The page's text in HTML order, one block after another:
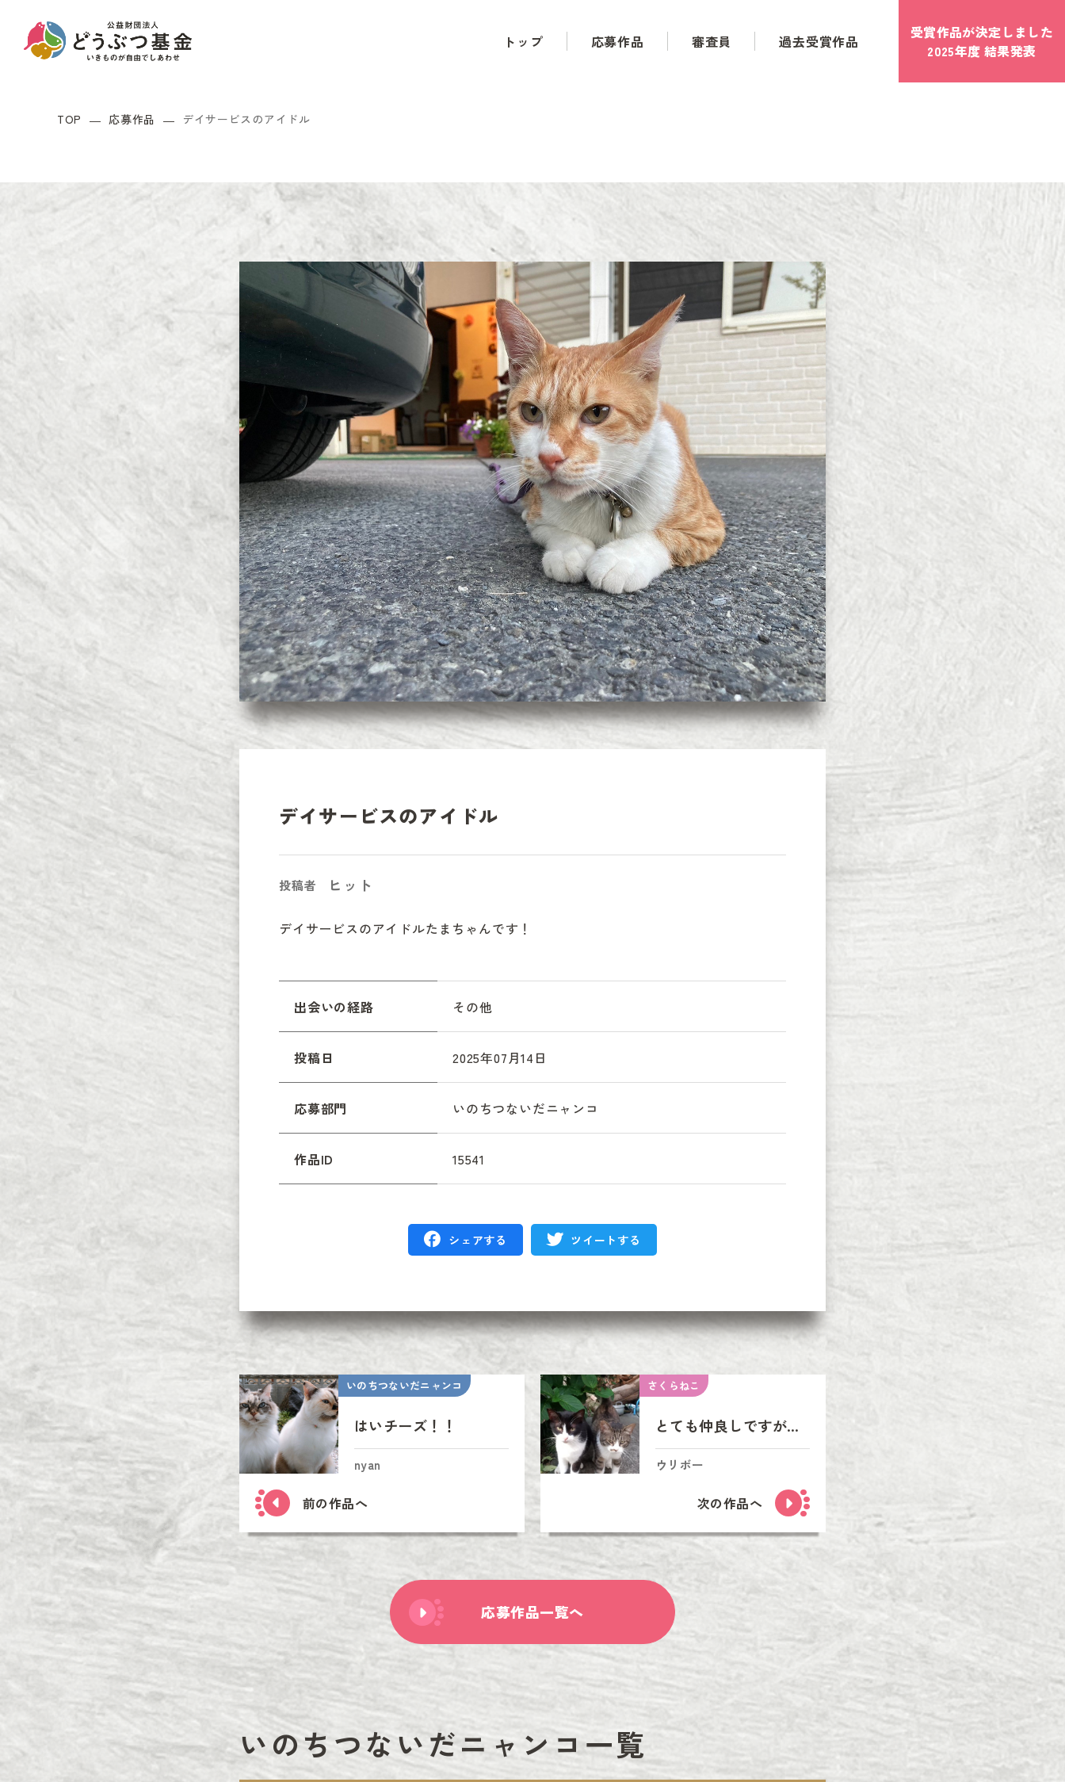
トップ 応募作品 審査員 過去受賞作品
受賞作品が決定しました
2025年度 結果発表
TOP 応募作品 デイサービスのアイドル
デイサービスのアイドル
投稿者 ヒット
デイサービスのアイドルたまちゃんです！
出会いの経路 その他
投稿日 2025年07月14日
応募部門 いのちつないだニャンコ
作品ID 15541
シェアする ツイートする
いのちつないだニャンコ
はいチーズ！！
nyan
前の作品へ
さくらねこ
とても仲良しですが…
ウリボー
次の作品へ
応募作品一覧へ
いのちつないだニャンコ一覧